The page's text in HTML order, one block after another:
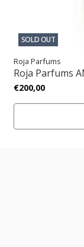
SOLD OUT
Roja Parfums
Roja Parfums
€200,00